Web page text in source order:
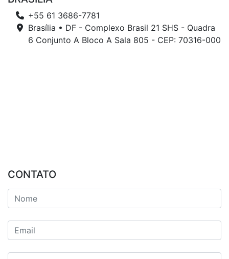
+55 61 3686-7781
Brasília • DF - Complexo Brasil 21 SHS - Quadra
6 Conjunto A Bloco A Sala 805 - CEP: 70316-000
CONTATO